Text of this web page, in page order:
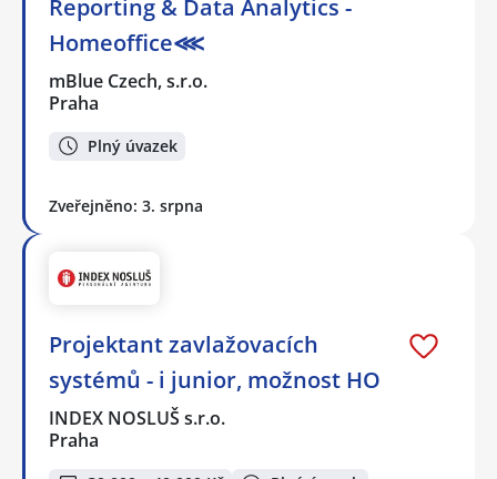
Reporting & Data Analytics -
Homeoffice⋘
mBlue Czech, s.r.o.
Praha
Plný úvazek
Zveřejněno: 3. srpna
Projektant zavlažovacích
systémů - i junior, možnost HO
INDEX NOSLUŠ s.r.o.
Praha